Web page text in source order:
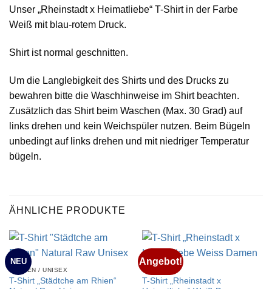
Unser „Rheinstadt x Heimatliebe“ T-Shirt in der Farbe
Weiß mit blau-rotem Druck.
Shirt ist normal geschnitten.
Um die Langlebigkeit des Shirts und des Drucks zu
bewahren bitte die Waschhinweise im Shirt beachten.
Zusätzlich das Shirt beim Waschen (Max. 30 Grad) auf
links drehen und kein Weichspüler nutzen. Beim Bügeln
unbedingt auf links drehen und mit niedriger Temperatur
bügeln.
ÄHNLICHE PRODUKTE
NEU
HERREN / UNISEX
T-Shirt „Städtche am Rhien“
Angebot!
DAMEN
T-Shirt „Rheinstadt x